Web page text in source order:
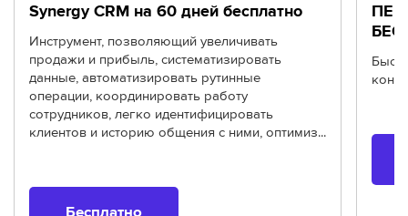
Synergy CRM на 60 дней бесплатно
Инструмент, позволяющий увеличивать
продажи и прибыль, систематизировать
данные, автоматизировать рутинные
операции, координировать работу
сотрудников, легко идентифицировать
клиентов и историю общения с ними, оптимиз...
Бесплатно